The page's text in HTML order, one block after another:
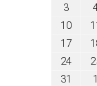
3
3,
2026
10
10,
17
2026
24
31
agosto
1